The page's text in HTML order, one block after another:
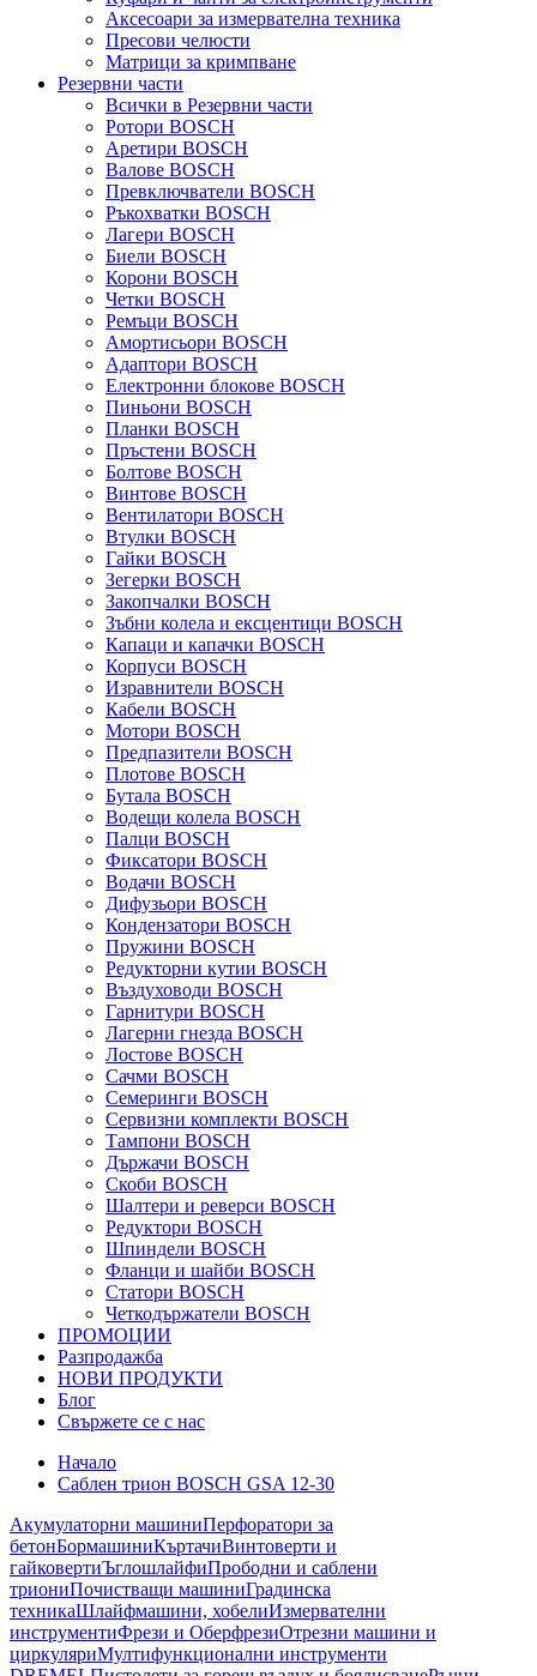
Аксесоари за измервателна техника
Пресови челюсти
Матрици за кримпване
Резервни части
Всички в Резервни части
Ротори BOSCH
Аретири BOSCH
Валове BOSCH
Превключватели BOSCH
Ръкохватки BOSCH
Лагери BOSCH
Биели BOSCH
Корони BOSCH
Четки BOSCH
Ремъци BOSCH
Амортисьори BOSCH
Адаптори BOSCH
Електронни блокове BOSCH
Пиньони BOSCH
Планки BOSCH
Пръстени BOSCH
Болтове BOSCH
Винтове BOSCH
Вентилатори BOSCH
Втулки BOSCH
Гайки BOSCH
Зегерки BOSCH
Закопчалки BOSCH
Зъбни колела и ексцентици BOSCH
Капаци и капачки BOSCH
Корпуси BOSCH
Изравнители BOSCH
Кабели BOSCH
Мотори BOSCH
Предпазители BOSCH
Плотове BOSCH
Бутала BOSCH
Водещи колела BOSCH
Палци BOSCH
Фиксатори BOSCH
Водачи BOSCH
Дифузьори BOSCH
Кондензатори BOSCH
Пружини BOSCH
Редукторни кутии BOSCH
Въздуховоди BOSCH
Гарнитури BOSCH
Лагерни гнезда BOSCH
Лостове BOSCH
Сачми BOSCH
Семеринги BOSCH
Сервизни комплекти BOSCH
Тампони BOSCH
Държачи BOSCH
Скоби BOSCH
Шалтери и реверси BOSCH
Редуктори BOSCH
Шпиндели BOSCH
Фланци и шайби BOSCH
Статори BOSCH
Четкодържатели BOSCH
ПРОМОЦИИ
Разпродажба
НОВИ ПРОДУКТИ
Блог
Свържете се с нас
Начало
Саблен трион BOSCH GSA 12-30
Акумулаторни машиниПерфоратори за
бетонБормашиниКъртачиВинтоверти и
гайковертиЪглошлайфиПрободни и саблени
триониПочистващи машиниГрадинска
техникаШлайфмашини, хобелиИзмервателни
инструментиФрези и ОберфрезиОтрезни машини и
циркуляриМултифункционални инструменти